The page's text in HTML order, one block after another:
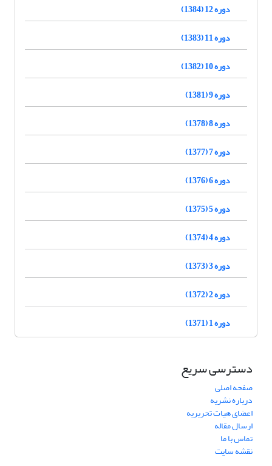
دوره 12 (1384)
دوره 11 (1383)
دوره 10 (1382)
دوره 9 (1381)
دوره 8 (1378)
دوره 7 (1377)
دوره 6 (1376)
دوره 5 (1375)
دوره 4 (1374)
دوره 3 (1373)
دوره 2 (1372)
دوره 1 (1371)
دسترسی سریع
صفحه اصلی
درباره نشریه
اعضای هیات تحریریه
ارسال مقاله
تماس با ما
نقشه سایت